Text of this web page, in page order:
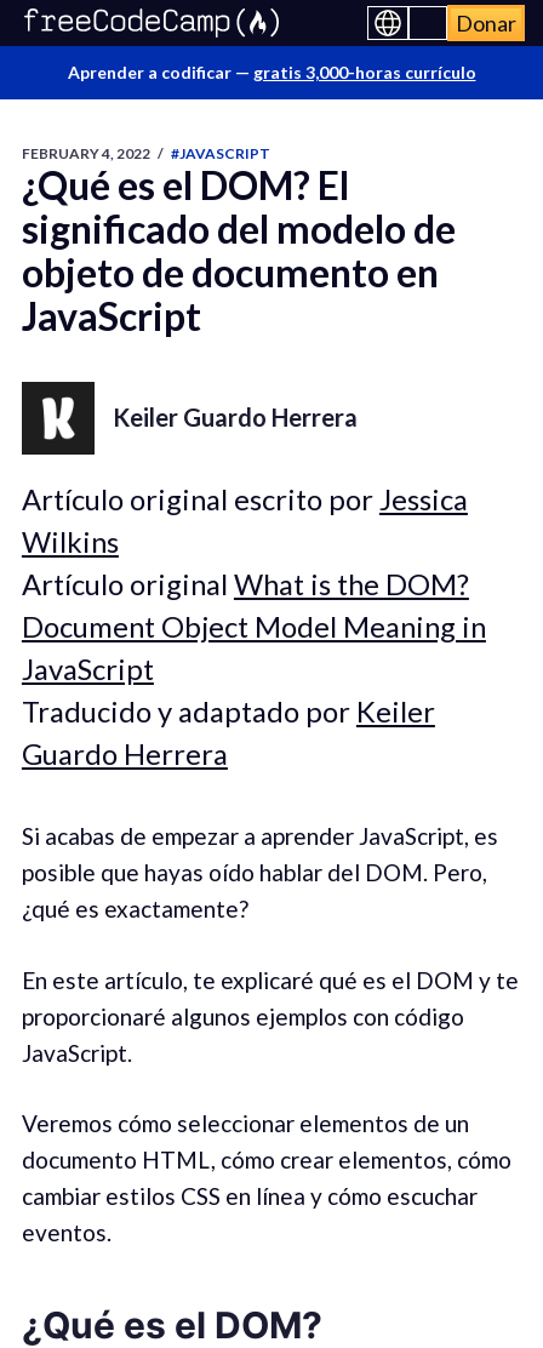
Donar
Aprender a codificar — gratis 3,000-horas currículo
FEBRUARY 4, 2022 / #JAVASCRIPT
¿Qué es el DOM? El
significado del modelo de
objeto de documento en
JavaScript
Keiler Guardo Herrera
Artículo original escrito porJessica
Wilkins
Artículo original What is the DOM?
Document Object Model Meaning in
JavaScript
Traducido y adaptado por Keiler
Guardo Herrera
Si acabas de empezar a aprender JavaScript, es
posible que hayas oído hablar del DOM. Pero,
¿qué es exactamente?
En este artículo, te explicaré qué es el DOM y te
proporcionaré algunos ejemplos con código
JavaScript.
Veremos cómo seleccionar elementos de un
documento HTML, cómo crear elementos, cómo
cambiar estilos CSS en línea y cómo escuchar
eventos.
¿Qué es el DOM?